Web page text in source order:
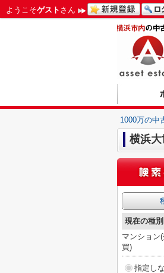
ようこそゲスト さん
1000万の中
横浜
現在の種別
マンション
買)
指定し